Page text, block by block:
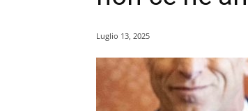
Luglio 13, 2025